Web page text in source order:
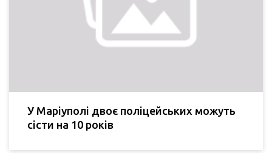
У Маріуполі двоє поліцейських можуть
сісти на 10 років